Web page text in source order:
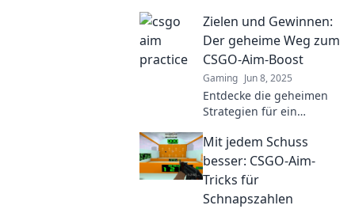
Werde zum Meister und
überliste deine Gegner!
Erreiche neue Höhen!
Zielen und Gewinnen:
Der geheime Weg zum
CSGO-Aim-Boost
Gaming Jun 8, 2025
Entdecke die geheimen
Strategien für ein
Lass deine Gegner hinter
dir und werde zum
Meister mit unseren
Tipps!
Mit jedem Schuss
besser: CSGO-Aim-
Tricks für
Schnapszahlen